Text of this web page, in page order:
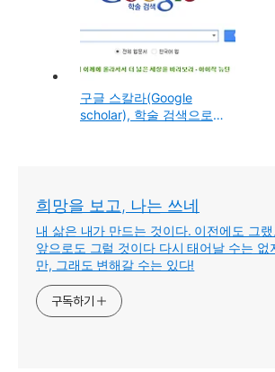
구글 스칼라(Google
scholar), 학술 검색으로
희망을 보고, 나는 쓰네
내 삶은 내가 만드는 것이다. 이전에도 그랬
앞으로도 그럴 것이다 다시 태어날 수는 없
만, 그래도 변해갈 수는 있다!
구독하기